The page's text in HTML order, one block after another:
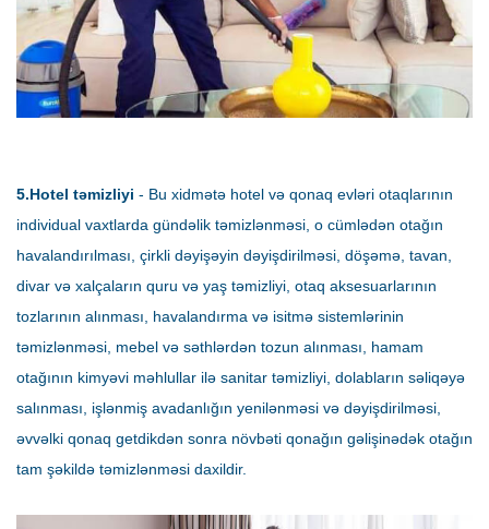
5.Hotel təmizliyi - Bu xidmətə hotel və qonaq evləri otaqlarının
individual vaxtlarda gündəlik təmizlənməsi, o cümlədən otağın
havalandırılması, çirkli dəyişəyin dəyişdirilməsi, döşəmə, tavan,
divar və xalçaların quru və yaş təmizliyi, otaq aksesuarlarının
tozlarının alınması, havalandırma və isitmə sistemlərinin
təmizlənməsi, mebel və səthlərdən tozun alınması, hamam
otağının kimyəvi məhlullar ilə sanitar təmizliyi, dolabların səliqəyə
salınması, işlənmiş avadanlığın yenilənməsi və dəyişdirilməsi,
əvvəlki qonaq getdikdən sonra növbəti qonağın gəlişinədək otağın
tam şəkildə təmizlənməsi daxildir.